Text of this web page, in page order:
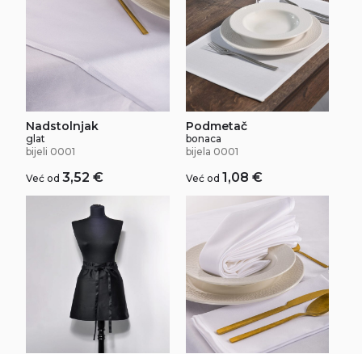
Nadstolnjak
glat
bijeli 0001
Već od3,52€
Podmetač
bonaca
bijela 0001
Već od 1,08 €